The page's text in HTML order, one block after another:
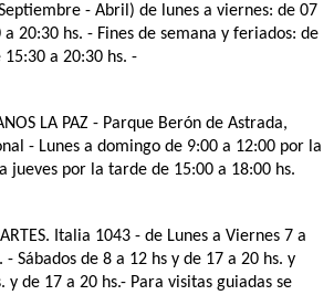
- Abril) de lunes a viernes: de 07
20:30 hs. - Fines de semana y feriados: de
a 20:30 hs. -
LA PAZ - Parque Berón de Astrada,
- Lunes a domingo de 9:00 a 12:00 por la
jueves por la tarde de 15:00 a 18:00 hs.
. Italia 1043 - de Lunes a Viernes 7 a
- Sábados de 8 a 12 hs y de 17 a 20 hs. y
y de 17 a 20 hs.- Para visitas guiadas se